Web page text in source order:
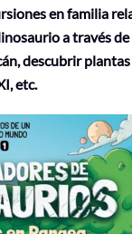
en familia
a través de
descubrir
etc.